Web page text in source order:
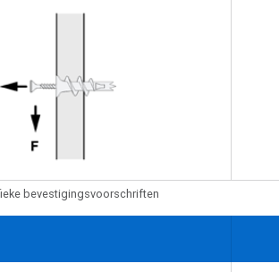
bevestigingsvoorschriften